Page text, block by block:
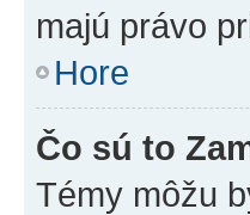
majú právo
Hore
Čo sú to
Témy môžu